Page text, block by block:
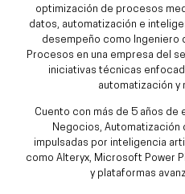
optimización de procesos
datos, automatización e
desempeño como Ingeniero
Procesos en una empresa del
iniciativas técnicas
automatización y
Cuento con más de 5 años de
Negocios, Automatización
impulsadas por inteligencia
como Alteryx, Microsoft Power
y plataformas